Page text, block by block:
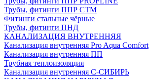
Трубы, фитинги ППР СТМ
Фитинги стальные чёрные
Трубы, фитинги ПНД
КАНАЛИЗАЦИЯ ВНУТРЕННЯЯ
Канализация внутренняя Pro Aqua Comfort
Канализация внутренняя ПП
Трубная теплоизоляция
Канализация внутренняя С-СИБИРЬ